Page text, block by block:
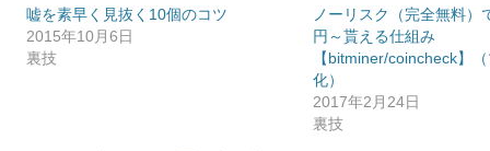
嘘を素早く見抜く10個のコツ
2015年10月6日
裏技
ノーリスク（完全無料）
円～貰える仕組み
【bitminer/coincheck】
化）
2017年2月24日
裏技